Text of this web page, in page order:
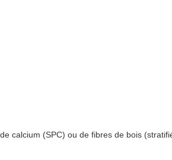
calcium (SPC) ou de fibres de bois